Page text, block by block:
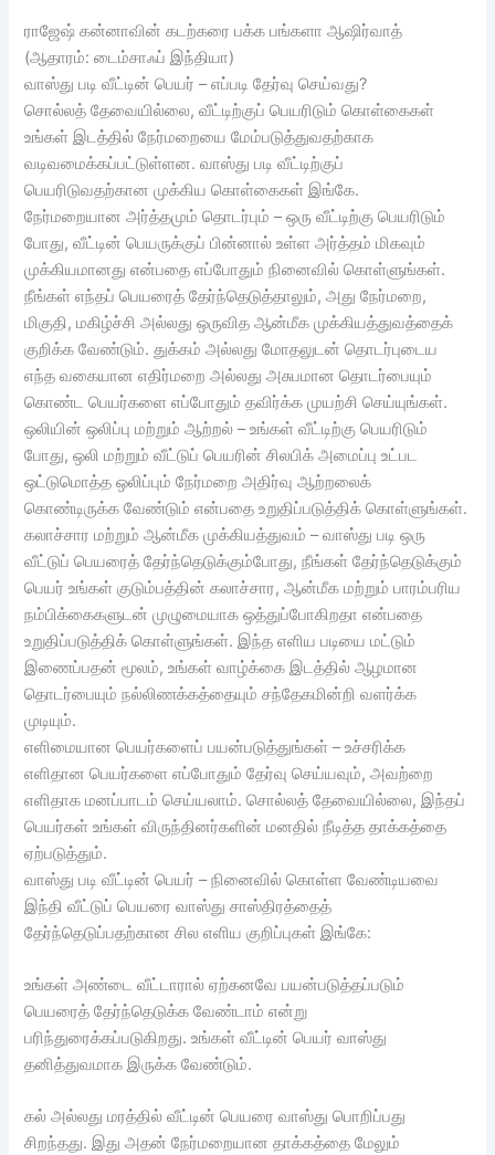
ராஜேஷ் கன்னாவின் கடற்கரை பக்க பங்களா ஆஷிர்வாத்
(ஆதாரம்: டைம்சாஃப் இந்தியா)
வாஸ்து படி வீட்டின் பெயர் – எப்படி தேர்வு செய்வது?
சொல்லத் தேவையில்லை, வீட்டிற்குப் பெயரிடும் கொள்கைகள்
உங்கள் இடத்தில் நேர்மறையை மேம்படுத்துவதற்காக
வடிவமைக்கப்பட்டுள்ளன. வாஸ்து படி வீட்டிற்குப்
பெயரிடுவதற்கான முக்கிய கொள்கைகள் இங்கே.
நேர்மறையான அர்த்தமும் தொடர்பும் – ஒரு வீட்டிற்கு பெயரிடும்
போது, வீட்டின் பெயருக்குப் பின்னால் உள்ள அர்த்தம் மிகவும்
முக்கியமானது என்பதை எப்போதும் நினைவில் கொள்ளுங்கள்.
நீங்கள் எந்தப் பெயரைத் தேர்ந்தெடுத்தாலும், அது நேர்மறை,
மிகுதி, மகிழ்ச்சி அல்லது ஒருவித ஆன்மீக முக்கியத்துவத்தைக்
குறிக்க வேண்டும். துக்கம் அல்லது மோதலுடன் தொடர்புடைய
எந்த வகையான எதிர்மறை அல்லது அசுபமான தொடர்பையும்
கொண்ட பெயர்களை எப்போதும் தவிர்க்க முயற்சி செய்யுங்கள்.
ஒலியின் ஒலிப்பு மற்றும் ஆற்றல் – உங்கள் வீட்டிற்கு பெயரிடும்
போது, ஒலி மற்றும் வீட்டுப் பெயரின் சிலபிக் அமைப்பு உட்பட
ஒட்டுமொத்த ஒலிப்பும் நேர்மறை அதிர்வு ஆற்றலைக்
கொண்டிருக்க வேண்டும் என்பதை உறுதிப்படுத்திக் கொள்ளுங்கள்.
கலாச்சார மற்றும் ஆன்மீக முக்கியத்துவம் – வாஸ்து படி ஒரு
வீட்டுப் பெயரைத் தேர்ந்தெடுக்கும்போது, நீங்கள் தேர்ந்தெடுக்கும்
பெயர் உங்கள் குடும்பத்தின் கலாச்சார, ஆன்மீக மற்றும் பாரம்பரிய
நம்பிக்கைகளுடன் முழுமையாக ஒத்துப்போகிறதா என்பதை
உறுதிப்படுத்திக் கொள்ளுங்கள். இந்த எளிய படியை மட்டும்
இணைப்பதன் மூலம், உங்கள் வாழ்க்கை இடத்தில் ஆழமான
தொடர்பையும் நல்லிணக்கத்தையும் சந்தேகமின்றி வளர்க்க
முடியும்.
எளிமையான பெயர்களைப் பயன்படுத்துங்கள் – உச்சரிக்க
எளிதான பெயர்களை எப்போதும் தேர்வு செய்யவும், அவற்றை
எளிதாக மனப்பாடம் செய்யலாம். சொல்லத் தேவையில்லை, இந்தப்
பெயர்கள் உங்கள் விருந்தினர்களின் மனதில் நீடித்த தாக்கத்தை
ஏற்படுத்தும்.
வாஸ்து படி வீட்டின் பெயர் – நினைவில் கொள்ள வேண்டியவை
இந்தி வீட்டுப் பெயரை வாஸ்து சாஸ்திரத்தைத்
தேர்ந்தெடுப்பதற்கான சில எளிய குறிப்புகள் இங்கே:
உங்கள் அண்டை வீட்டாரால் ஏற்கனவே பயன்படுத்தப்படும்
பெயரைத் தேர்ந்தெடுக்க வேண்டாம் என்று
பரிந்துரைக்கப்படுகிறது. உங்கள் வீட்டின் பெயர் வாஸ்து
தனித்துவமாக இருக்க வேண்டும்.
கல் அல்லது மரத்தில் வீட்டின் பெயரை வாஸ்து பொறிப்பது
சிறந்தது. இது அதன் நேர்மறையான தாக்கத்தை மேலும்